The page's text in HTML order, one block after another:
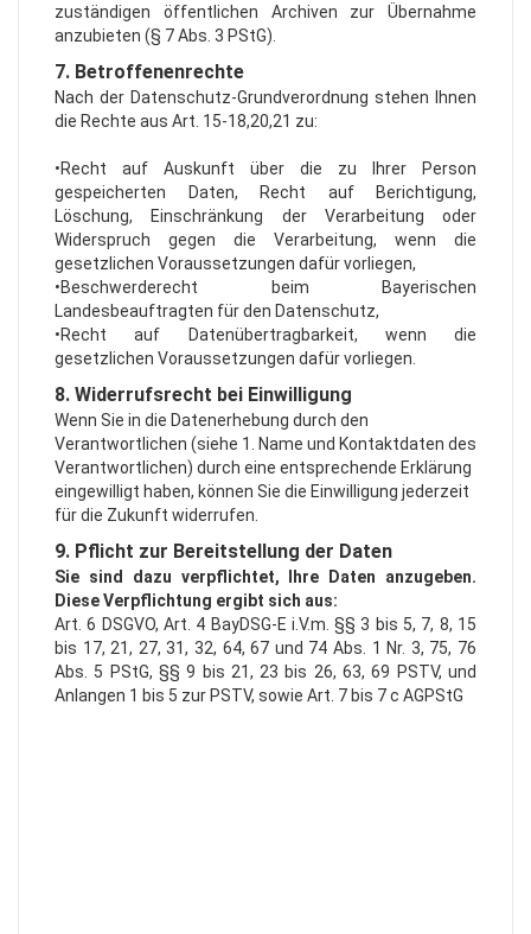
zuständigen öffentlichen Archiven zur Übernahme
anzubieten (§ 7 Abs. 3 PStG).
7. Betroffenenrechte
Nach der Datenschutz-Grundverordnung stehen Ihnen
die Rechte aus Art. 15-18,20,21 zu:
•Recht auf Auskunft über die zu Ihrer Person
gespeicherten Daten, Recht auf Berichtigung,
Löschung, Einschränkung der Verarbeitung oder
Widerspruch gegen die Verarbeitung, wenn die
gesetzlichen Voraussetzungen dafür vorliegen,
•Beschwerderecht beim Bayerischen
Landesbeauftragten für den Datenschutz,
•Recht auf Datenübertragbarkeit, wenn die
gesetzlichen Voraussetzungen dafür vorliegen.
8. Widerrufsrecht bei Einwilligung
Wenn Sie in die Datenerhebung durch den
Verantwortlichen (siehe 1. Name und Kontaktdaten des
Verantwortlichen) durch eine entsprechende Erklärung
eingewilligt haben, können Sie die Einwilligung jederzeit
für die Zukunft widerrufen.
9. Pflicht zur Bereitstellung der Daten
Sie sind dazu verpflichtet, Ihre Daten anzugeben.
Diese Verpflichtung ergibt sich aus:
Art. 6 DSGVO, Art. 4 BayDSG-E i.V.m. §§ 3 bis 5, 7, 8, 15
bis 17, 21, 27, 31, 32, 64, 67 und 74 Abs. 1 Nr. 3, 75, 76
Abs. 5 PStG, §§ 9 bis 21, 23 bis 26, 63, 69 PSTV, und
Anlangen 1 bis 5 zur PSTV, sowie Art. 7 bis 7 c AGPStG